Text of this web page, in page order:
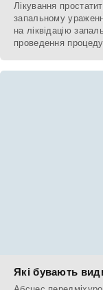
Лікування
запальному
на ліквідацію
проведення
Які бувають